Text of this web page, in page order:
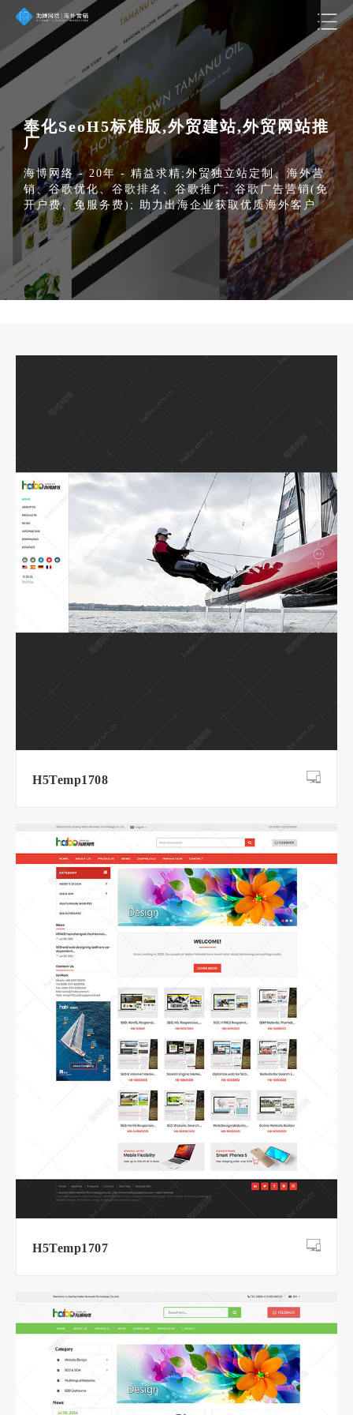
奉化SeoH5标准版,外贸建站,外贸网站推
广
海博网络 - 20年 - 精益求精;外贸独立站定制、海外营
销、谷歌优化、谷歌排名、谷歌推广; 谷歌广告营销(免
开户费、免服务费); 助力出海企业获取优质海外客户
H5Temp1708
H5Temp1707